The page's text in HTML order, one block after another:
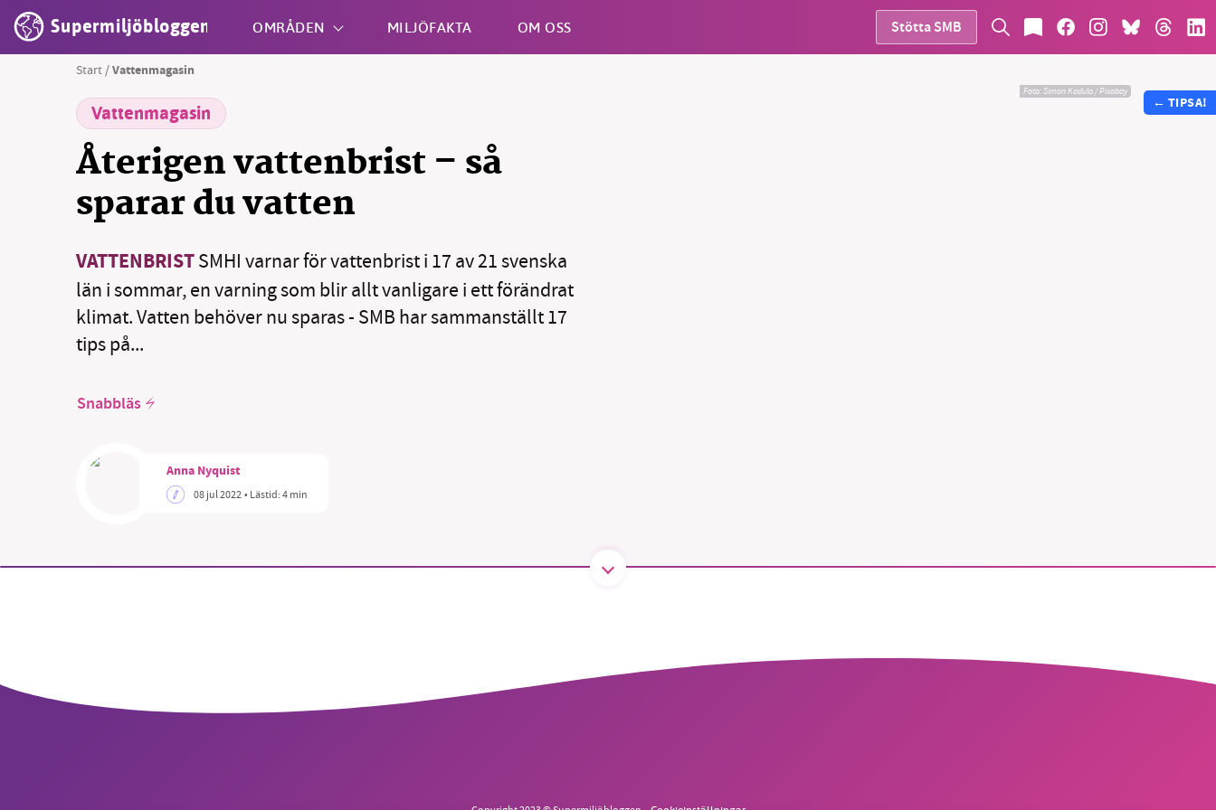
Supermiljöbloggen OMRÅDEN MILJÖFAKTA OM OSS Stötta SMB
Shift + S
Start /Vattenmagasin
Vattenmagasin
Återigen vattenbrist – så
sparar du vatten
VATTENBRISTSMHI varnar för vattenbrist i 17 av 21 svenska
län i sommar, en varning som blir allt vanligare i ett förändrat
klimat. Vatten behöver nu sparas - SMB har sammanställt 17
tips på...
Snabbläs
Anna Nyquist
08 jul 2022• Lästid:4 min
Foto:Simon Kadula / Pixabay
← TIPSA!
nyhetsbevakning och granskningar. Nu vill vi utveckla vårt arbete –
1231368703